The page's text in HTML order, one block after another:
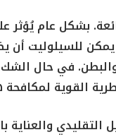
بشكل عام يُؤثر
للسيلوليت أن
في حال الشك
القوية لمكافحة
والعناية